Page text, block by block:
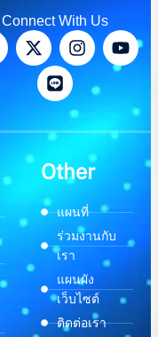
Connect With Us
Other
แผนที่
ร่วมงานกับ
เรา
แผนผัง
เว็บไซต์
ติดต่อเรา